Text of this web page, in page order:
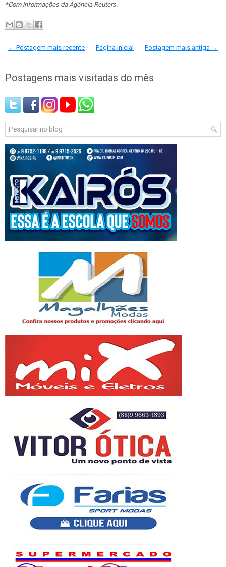
*Com informações da Agência Reuters.
← Postagem mais recente Postagem mais antiga →
Página inicial
Postagens mais visitadas do mês